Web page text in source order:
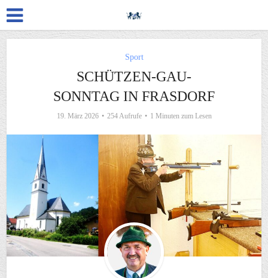
Sport
SCHÜTZEN-GAU-
SONNTAG IN FRASDORF
19. März 2026 254 Aufrufe 1 Minuten zum Lesen